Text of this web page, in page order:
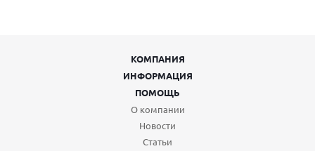
КОМПАНИЯ
ИНФОРМАЦИЯ
ПОМОЩЬ
О компании
Новости
Статьи